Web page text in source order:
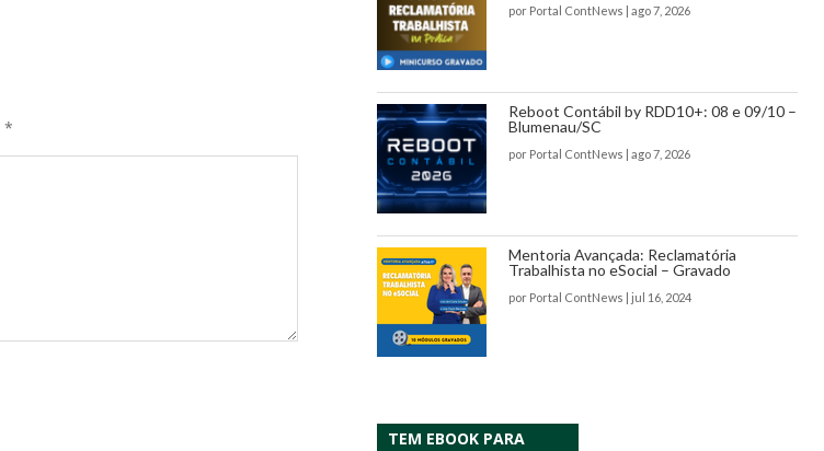
*
por Portal ContNews ago 7, 2026
Reboot Contábil by RDD10+: 08 e 09/10 –
Blumenau/SC
por Portal ContNews ago 7, 2026
Mentoria Avançada: Reclamatória
Trabalhista no eSocial – Gravado
por Portal ContNews jul 16, 2024
TEM EBOOK PARA